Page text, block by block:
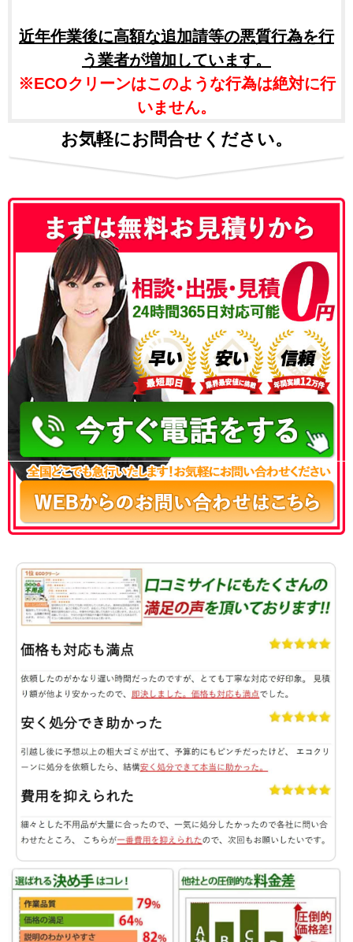
近年作業後に高額な追加請等の悪質行為を行
う業者が増加しています。
※ECOクリーンはこのような行為は絶対に行
いません。
お気軽にお問合せください。
050-3186-4780